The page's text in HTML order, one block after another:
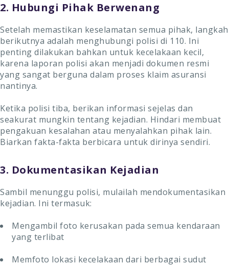
2. Hubungi Pihak Berwenang
Setelah memastikan keselamatan semua pihak, langkah
berikutnya adalah menghubungi polisi di 110. Ini
penting dilakukan bahkan untuk kecelakaan kecil,
karena laporan polisi akan menjadi dokumen resmi
yang sangat berguna dalam proses klaim asuransi
nantinya.
Ketika polisi tiba, berikan informasi sejelas dan
seakurat mungkin tentang kejadian. Hindari membuat
pengakuan kesalahan atau menyalahkan pihak lain.
Biarkan fakta-fakta berbicara untuk dirinya sendiri.
3. Dokumentasikan Kejadian
Sambil menunggu polisi, mulailah mendokumentasikan
kejadian. Ini termasuk:
Mengambil foto kerusakan pada semua kendaraan
yang terlibat
Memfoto lokasi kecelakaan dari berbagai sudut